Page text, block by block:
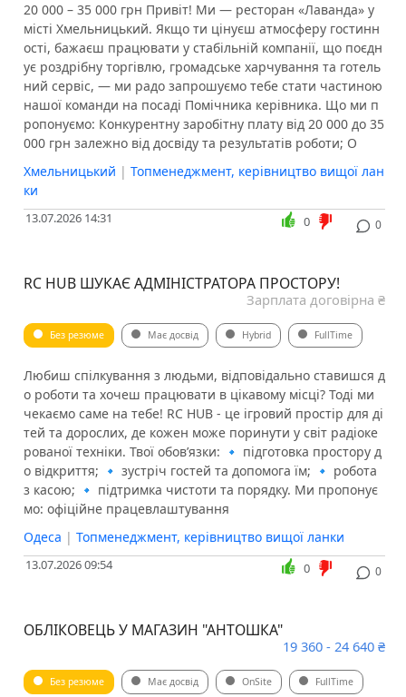
20 000 – 35 000 грн Привіт! Ми — ресторан «Лаванда» у
місті Хмельницький. Якщо ти цінуєш атмосферу гостинн
ості, бажаєш працювати у стабільній компанії, що поєдн
ує роздрібну торгівлю, громадське харчування та готель
ний сервіс, — ми радо запрошуємо тебе стати частиною
нашої команди на посаді Помічника керівника. Що ми п
ропонуємо: Конкурентну заробітну плату від 20 000 до 35
000 грн залежно від досвіду та результатів роботи; О
Хмельницький | Топменеджмент, керівництво вищої лан
ки
13.07.2026 14:31 0
0
RC HUB ШУКАЄ АДМІНІСТРАТОРА ПРОСТОРУ!
Зарплата договірна ₴
Без резюме Має досвід Hybrid FullTime
Любиш спілкування з людьми, відповідально ставишся д
о роботи та хочеш працювати в цікавому місці? Тоді ми
чекаємо саме на тебе! RC HUB - це ігровий простір для ді
тей та дорослих, де кожен може поринути у світ радіоке
рованої техніки. Твої обов’язки: 🔹 підготовка простору д
о відкриття; 🔹 зустріч гостей та допомога їм; 🔹 робота
з касою; 🔹 підтримка чистоти та порядку. Ми пропонує
мо: офіційне працевлаштування
Одеса | Топменеджмент, керівництво вищої ланки
13.07.2026 09:54 0
0
ОБЛІКОВЕЦЬ У МАГАЗИН "АНТОШКА"
19 360 - 24 640 ₴
Без резюме Має досвід OnSite FullTime